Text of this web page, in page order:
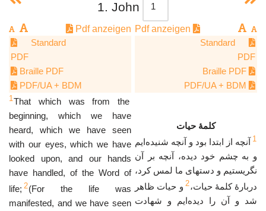
1. John
Pdf anzeigen
Standard
PDF
Braille PDF
PDF/UA + BDM
1That which was from the
beginning, which we have
heard, which we have seen
with our eyes, which we have
looked upon, and our hands
have handled, of the Word of
life; 2(For the life was
manifested, and we have seen
Standard
PDF
کلمهٔ حیات
1 آنچه از ابتدا بود و آنچه شنیده‌ایم
و به چشم خود دیده، آنچه بر آن
نگریستیم و دستهای ما لمس کرد،
دربارهٔ کلمهٔ حیات،2 و حیات ظاهر
شد و آن را دیده‌ایم و شهادت